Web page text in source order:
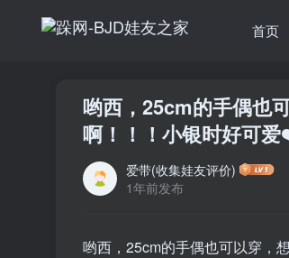
首页
哟西，25cm的手偶也
啊！！！小银时好可
爱带(收集娃友评价)
1年前发布
哟西，25cm的手偶也可以穿，